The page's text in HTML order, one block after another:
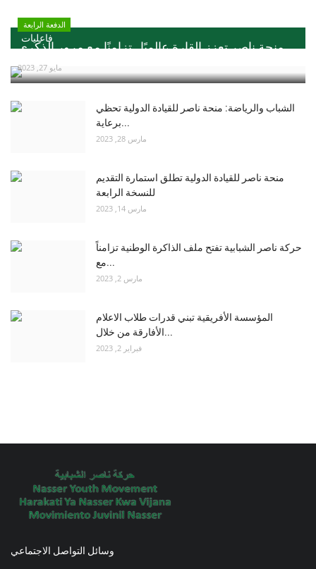
فاعليات
الدفعة الرابعة
منحة ناصر تعزز القارة عالميًا ..تزامنًا مع مرور الذكري...
مايو 27, 2023
الشباب والرياضة: منحة ناصر للقيادة الدولية تحظي
برعاية...
مارس 28, 2023
منحة ناصر للقيادة الدولية تطلق استمارة التقديم
للنسخة الرابعة
مارس 14, 2023
حركة ناصر الشبابية تفتح ملف الذاكرة الوطنية تزامناً
مع...
مارس 2, 2023
المؤسسة الأفريقية تبني قدرات طلاب الاعلام
الأفارقة من خلال...
فبراير 2, 2023
وسائل التواصل الاجتماعي